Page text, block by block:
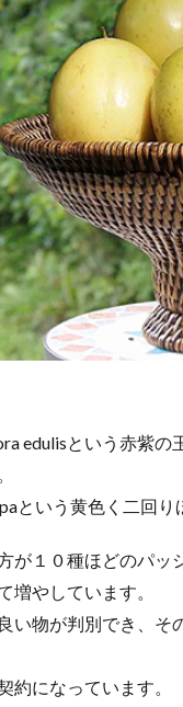
edulisという赤紫の
という黄色く二回り
が１０種ほどのパッ
増やしています。
い物が判別でき、そ
になっています。